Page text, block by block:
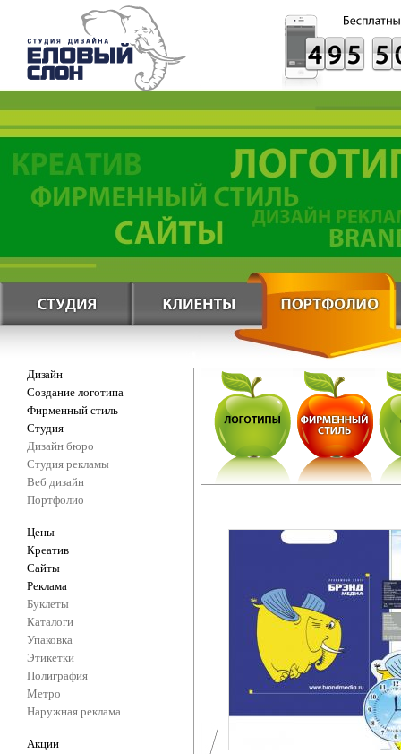
Дизайн
Создание логотипа
Фирменный стиль
Студия
Дизайн бюро
Студия рекламы
Веб дизайн
Портфолио
Цены
Креатив
Сайты
Реклама
Буклеты
Каталоги
Упаковка
Этикетки
Полиграфия
Метро
Наружная реклама
Акции